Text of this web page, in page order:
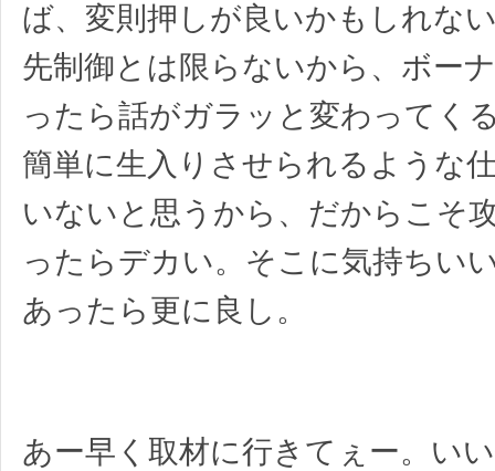
ば、変則押しが良いかもしれな
先制御とは限らないから、ボー
ったら話がガラッと変わってく
簡単に生入りさせられるような
いないと思うから、だからこそ
ったらデカい。そこに気持ちい
あったら更に良し。
あー早く取材に行きてぇー。い